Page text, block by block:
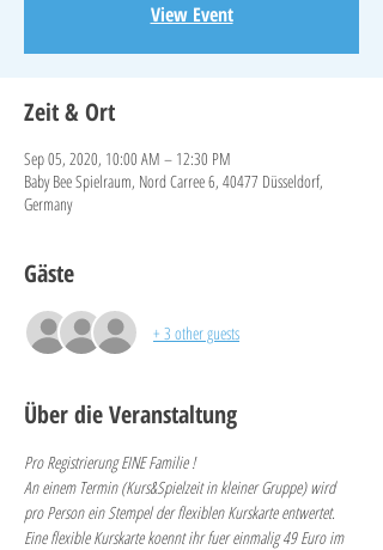
View Event
Zeit & Ort
Sep 05, 2020, 10:00 AM – 12:30 PM
Baby Bee Spielraum, Nord Carree 6, 40477 Düsseldorf,
Germany
Gäste
+ 3 other guests
Über die Veranstaltung
Pro Registrierung EINE Familie !
An einem Termin (Kurs&Spielzeit in kleiner Gruppe) wird
pro Person ein Stempel der flexiblen Kurskarte entwertet.
Eine flexible Kurskarte koennt ihr fuer einmalig 49 Euro im